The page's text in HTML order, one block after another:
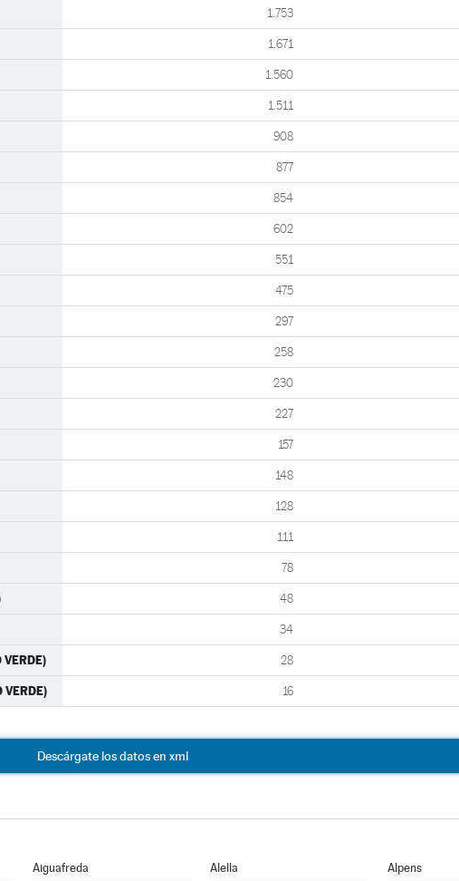
1.753
1.671
1.560
1.511
908
877
854
602
551
475
297
258
230
227
157
148
128
111
78
48
34
VERDE) 28
VERDE) 16
Descárgate los datos en xml
Aiguafreda Alella Alpens